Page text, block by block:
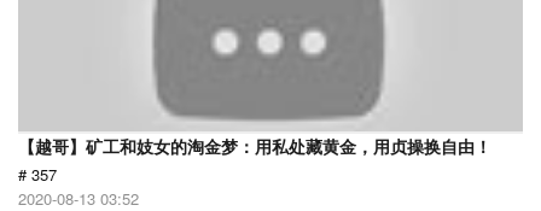
【越哥】矿工和妓女的淘金梦：用私处藏黄金，用贞操换自由！
# 357
2020-08-13 03:52